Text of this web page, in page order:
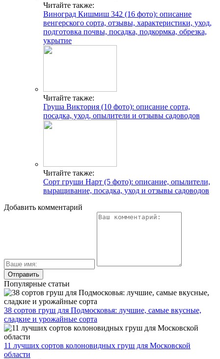
Читайте также:
Виноград Кишмиш 342 (16 фото): описание
венгерского сорта, отзывы, характеристики, уход,
подготовка почвы, посадка, подкормка, обрезка,
укрытие
Читайте также:
Груша Виктория (10 фото): описание сорта,
посадка, уход, опылители и отзывы садоводов
Читайте также:
Сорт груши Нарт (5 фото): описание, опылители,
выращивание, посадка, уход и отзывы садоводов
Добавить комментарий
Популярные статьи
38 сортов груш для Подмосковья: лучшие, самые вкусные,
сладкие и урожайные сорта
11 лучших сортов колоновидных груш для Московской
области